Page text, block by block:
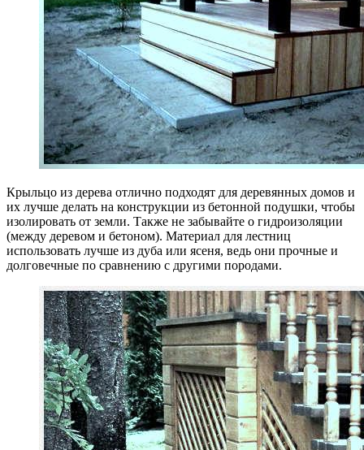
Крыльцо из дерева отлично подходят для деревянных домов и
их лучше делать на конструкции из бетонной подушки, чтобы
изолировать от земли. Также не забывайте о гидроизоляции
(между деревом и бетоном). Материал для лестниц
использовать лучше из дуба или ясеня, ведь они прочные и
долговечные по сравнению с другими породами.